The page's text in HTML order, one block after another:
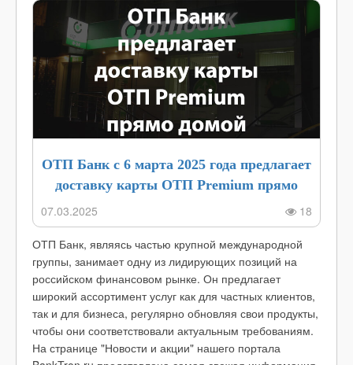
ОТП Банк с 6 марта 2025 года предлагает
доставку карты ОТП Premium прямо
07.03.2025 18
ОТП Банк, являясь частью крупной международной
группы, занимает одну из лидирующих позиций на
российском финансовом рынке. Он предлагает
широкий ассортимент услуг как для частных клиентов,
так и для бизнеса, регулярно обновляя свои продукты,
чтобы они соответствовали актуальным требованиям.
На странице "Новости и акции" нашего портала